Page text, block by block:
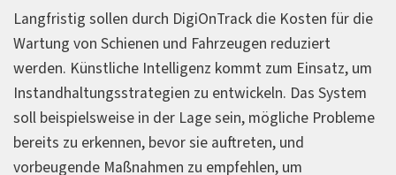
Langfristig sollen durch DigiOnTrack die Kosten für die
Wartung von Schienen und Fahrzeugen reduziert
werden. Künstliche Intelligenz kommt zum Einsatz, um
Instandhaltungsstrategien zu entwickeln. Das System
soll beispielsweise in der Lage sein, mögliche Probleme
bereits zu erkennen, bevor sie auftreten, und
vorbeugende Maßnahmen zu empfehlen, um